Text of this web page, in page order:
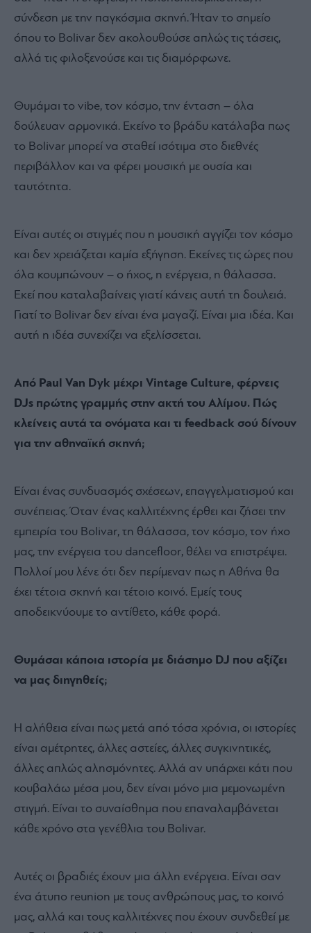
σύνδεση με την παγκόσμια σκηνή. Ήταν το σημείο
όπου το Bolivar δεν ακολουθούσε απλώς τις τάσεις,
αλλά τις φιλοξενούσε και τις διαμόρφωνε.
Θυμάμαι το vibe, τον κόσμο, την ένταση – όλα
δούλευαν αρμονικά. Εκείνο το βράδυ κατάλαβα πως
το Bolivar μπορεί να σταθεί ισότιμα στο διεθνές
περιβάλλον και να φέρει μουσική με ουσία και
ταυτότητα.
Είναι αυτές οι στιγμές που η μουσική αγγίζει τον κόσμο
και δεν χρειάζεται καμία εξήγηση. Εκείνες τις ώρες που
όλα κουμπώνουν – ο ήχος, η ενέργεια, η θάλασσα.
Εκεί που καταλαβαίνεις γιατί κάνεις αυτή τη δουλειά.
Γιατί το Bolivar δεν είναι ένα μαγαζί. Είναι μια ιδέα. Και
αυτή η ιδέα συνεχίζει να εξελίσσεται.
Από Paul Van Dyk μέχρι Vintage Culture, φέρνεις
DJs πρώτης γραμμής στην ακτή του Αλίμου. Πώς
κλείνεις αυτά τα ονόματα και τι feedback σού δίνουν
για την αθηναϊκή σκηνή;
Είναι ένας συνδυασμός σχέσεων, επαγγελματισμού και
συνέπειας. Όταν ένας καλλιτέχνης έρθει και ζήσει την
εμπειρία του Bolivar, τη θάλασσα, τον κόσμο, τον ήχο
μας, την ενέργεια του dancefloor, θέλει να επιστρέψει.
Πολλοί μου λένε ότι δεν περίμεναν πως η Αθήνα θα
έχει τέτοια σκηνή και τέτοιο κοινό. Εμείς τους
αποδεικνύουμε το αντίθετο, κάθε φορά.
Θυμάσαι κάποια ιστορία με διάσημο DJ που αξίζει
να μας διηγηθείς;
Η αλήθεια είναι πως μετά από τόσα χρόνια, οι ιστορίες
είναι αμέτρητες, άλλες αστείες, άλλες συγκινητικές,
άλλες απλώς αλησμόνητες. Αλλά αν υπάρχει κάτι που
κουβαλάω μέσα μου, δεν είναι μόνο μια μεμονωμένη
στιγμή. Είναι το συναίσθημα που επαναλαμβάνεται
κάθε χρόνο στα γενέθλια του Bolivar.
Αυτές οι βραδιές έχουν μια άλλη ενέργεια. Είναι σαν
ένα άτυπο reunion με τους ανθρώπους μας, το κοινό
μας, αλλά και τους καλλιτέχνες που έχουν συνδεθεί με